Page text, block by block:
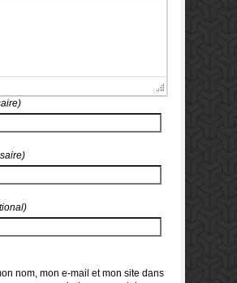
nom, mon e-mail et mon site dans